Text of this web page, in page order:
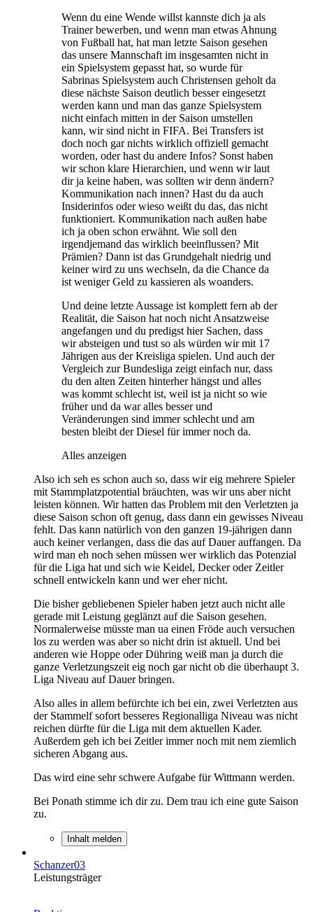
Wenn du eine Wende willst kannste dich ja als
Trainer bewerben, und wenn man etwas Ahnung
von Fußball hat, hat man letzte Saison gesehen
das unsere Mannschaft im insgesamten nicht in
ein Spielsystem gepasst hat, so wurde für
Sabrinas Spielsystem auch Christensen geholt da
diese nächste Saison deutlich besser eingesetzt
werden kann und man das ganze Spielsystem
nicht einfach mitten in der Saison umstellen
kann, wir sind nicht in FIFA. Bei Transfers ist
doch noch gar nichts wirklich offiziell gemacht
worden, oder hast du andere Infos? Sonst haben
wir schon klare Hierarchien, und wenn wir laut
dir ja keine haben, was sollten wir denn ändern?
Kommunikation nach innen? Hast du da auch
Insiderinfos oder wieso weißt du das, das nicht
funktioniert. Kommunikation nach außen habe
ich ja oben schon erwähnt. Wie soll den
irgendjemand das wirklich beeinflussen? Mit
Prämien? Dann ist das Grundgehalt niedrig und
keiner wird zu uns wechseln, da die Chance da
ist weniger Geld zu kassieren als woanders.
Und deine letzte Aussage ist komplett fern ab der
Realität, die Saison hat noch nicht Ansatzweise
angefangen und du predigst hier Sachen, dass
wir absteigen und tust so als würden wir mit 17
Jährigen aus der Kreisliga spielen. Und auch der
Vergleich zur Bundesliga zeigt einfach nur, dass
du den alten Zeiten hinterher hängst und alles
was kommt schlecht ist, weil ist ja nicht so wie
früher und da war alles besser und
Veränderungen sind immer schlecht und am
besten bleibt der Diesel für immer noch da.
Alles anzeigen
Also ich seh es schon auch so, dass wir eig mehrere Spieler
mit Stammplatzpotential bräuchten, was wir uns aber nicht
leisten können. Wir hatten das Problem mit den Verletzten ja
diese Saison schon oft genug, dass dann ein gewisses Niveau
fehlt. Das kann natürlich von den ganzen 19-jährigen dann
auch keiner verlangen, dass die das auf Dauer auffangen. Da
wird man eh noch sehen müssen wer wirklich das Potenzial
für die Liga hat und sich wie Keidel, Decker oder Zeitler
schnell entwickeln kann und wer eher nicht.
Die bisher gebliebenen Spieler haben jetzt auch nicht alle
gerade mit Leistung geglänzt auf die Saison gesehen.
Normalerweise müsste man ua einen Fröde auch versuchen
los zu werden was aber so nicht drin ist aktuell. Und bei
anderen wie Hoppe oder Dühring weiß man ja durch die
ganze Verletzungszeit eig noch gar nicht ob die überhaupt 3.
Liga Niveau auf Dauer bringen.
Also alles in allem befürchte ich bei ein, zwei Verletzten aus
der Stammelf sofort besseres Regionalliga Niveau was nicht
reichen dürfte für die Liga mit dem aktuellen Kader.
Außerdem geh ich bei Zeitler immer noch mit nem ziemlich
sicheren Abgang aus.
Das wird eine sehr schwere Aufgabe für Wittmann werden.
Bei Ponath stimme ich dir zu. Dem trau ich eine gute Saison
zu.
Inhalt melden
Schanzer03
Leistungsträger